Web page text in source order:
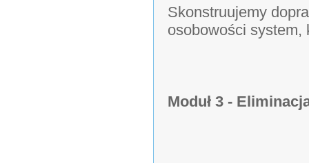
Skonstruujemy
osobowości system,
Moduł 3 -